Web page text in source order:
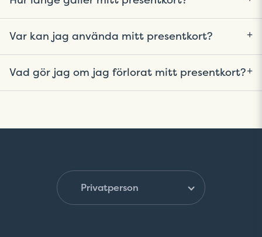
inköpsdatum men det kan variera beroende om
Var kan jag använda mitt presentkort?
och restauranger som tar ditt presentkort i
Vad gör jag om jag förlorat mitt presentkort?